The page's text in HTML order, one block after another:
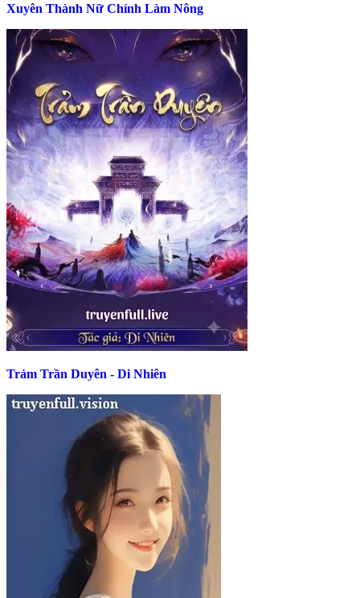
Xuyên Thành Nữ Chính Làm Nông
Trảm Trần Duyên - Di Nhiên